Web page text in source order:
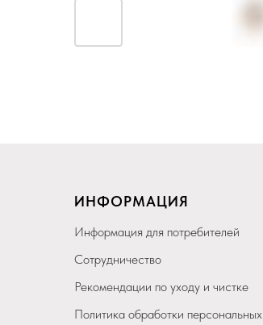
ИНФОРМАЦИЯ
Информация для потребителей
Сотрудничество
Рекомендации по уходу и чистке
Политика обработки персональных